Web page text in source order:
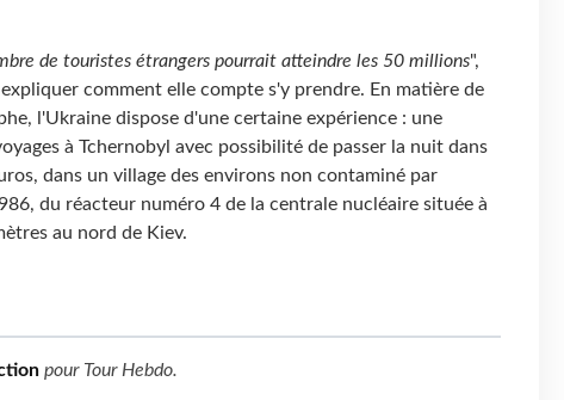
de touristes étrangers pourrait atteindre les 50 millions",
comment elle compte s'y prendre. En matière de
l'Ukraine dispose d'une certaine expérience : une
à Tchernobyl avec possibilité de passer la nuit dans
dans un village des environs non contaminé par
du réacteur numéro 4 de la centrale nucléaire située à
au nord de Kiev.
pour Tour Hebdo.